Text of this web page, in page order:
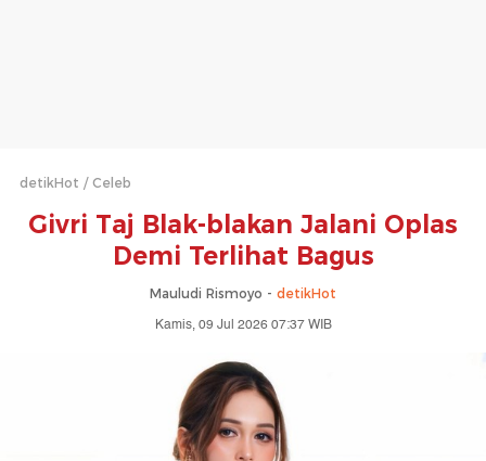
detikHot Celeb
Givri Taj Blak-blakan Jalani Oplas
Demi Terlihat Bagus
Mauludi Rismoyo - detikHot
Kamis, 09 Jul 2026 07:37 WIB